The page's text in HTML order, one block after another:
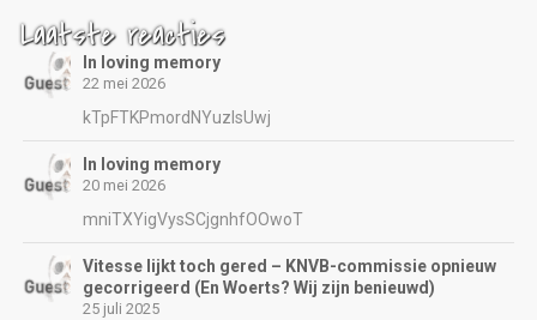
Laatste reacties
In loving memory
22 mei 2026
kTpFTKPmordNYuzIsUwj
In loving memory
20 mei 2026
mniTXYigVysSCjgnhfOOwoT
Vitesse lijkt toch gered – KNVB-commissie opnieuw
gecorrigeerd (En Woerts? Wij zijn benieuwd)
25 juli 2025